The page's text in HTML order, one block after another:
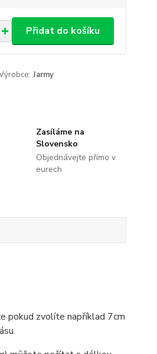
Přidat do košíku
Jarmy
Zasíláme na
Slovensko
Objednávejte přímo v
eurech
pokud zvolíte například 7cm